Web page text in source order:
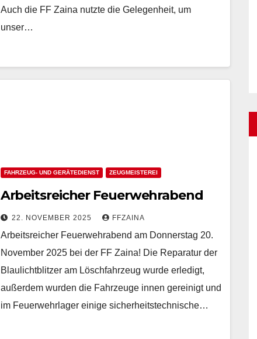
Auch die FF Zaina nutzte die Gelegenheit, um
unser…
FAHRZEUG- UND GERÄTEDIENST ZEUGMEISTEREI
Arbeitsreicher Feuerwehrabend
22. NOVEMBER 2025 FFZAINA
Arbeitsreicher Feuerwehrabend am Donnerstag 20.
November 2025 bei der FF Zaina! Die Reparatur der
Blaulichtblitzer am Löschfahrzeug wurde erledigt,
außerdem wurden die Fahrzeuge innen gereinigt und
im Feuerwehrlager einige sicherheitstechnische…